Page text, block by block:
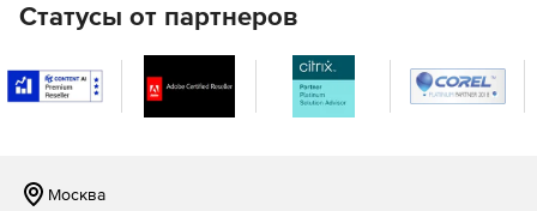
Статусы от партнеров
Москва